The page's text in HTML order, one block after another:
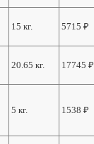
15 кг. 5715 ₽
20.65 кг. 17745 ₽
5 кг. 1538 ₽